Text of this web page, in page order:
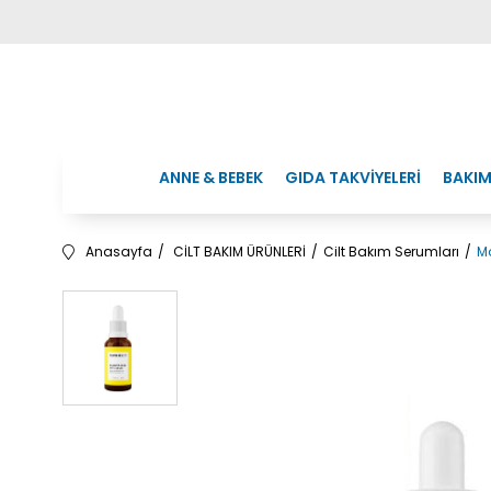
ANNE & BEBEK GIDA TAKVİYELERİ
Anasayfa CİLT BAKIM ÜRÜNLERİ Cilt Bakım Serumları